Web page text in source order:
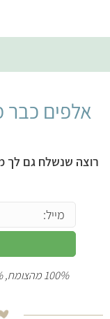
אלפים כבר
רוצה שנשלח גם לך
100% מהצומח, 0% ספאם. פשוט להצטרף, קל גם לבטל.